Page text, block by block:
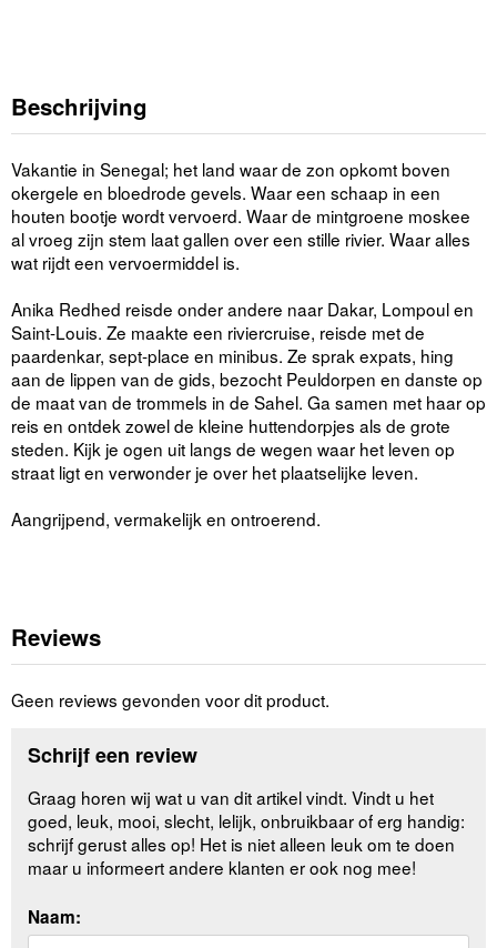
Beschrijving
Vakantie in Senegal; het land waar de zon opkomt boven
okergele en bloedrode gevels. Waar een schaap in een
houten bootje wordt vervoerd. Waar de mintgroene moskee
al vroeg zijn stem laat gallen over een stille rivier. Waar alles
wat rijdt een vervoermiddel is.
Anika Redhed reisde onder andere naar Dakar, Lompoul en
Saint-Louis. Ze maakte een riviercruise, reisde met de
paardenkar, sept-place en minibus. Ze sprak expats, hing
aan de lippen van de gids, bezocht Peuldorpen en danste op
de maat van de trommels in de Sahel. Ga samen met haar op
reis en ontdek zowel de kleine huttendorpjes als de grote
steden. Kijk je ogen uit langs de wegen waar het leven op
straat ligt en verwonder je over het plaatselijke leven.
Aangrijpend, vermakelijk en ontroerend.
Reviews
Geen reviews gevonden voor dit product.
Schrijf een review
Graag horen wij wat u van dit artikel vindt. Vindt u het
goed, leuk, mooi, slecht, lelijk, onbruikbaar of erg handig:
schrijf gerust alles op! Het is niet alleen leuk om te doen
maar u informeert andere klanten er ook nog mee!
Naam: